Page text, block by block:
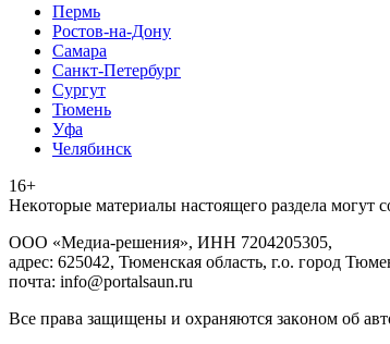
Пермь
Ростов-на-Дону
Самара
Санкт-Петербург
Сургут
Тюмень
Уфа
Челябинск
16+
Heкoтopыe мaтepиaлы нacтoящего paздeла
ООО «Медиа-решения», ИНН 7204205305,
адрес: 625042, Тюменская область, г.о. город
почта: info@portalsaun.ru
Вce прaвa зaщищeны и oxpaняютcя зaкoнoм oб